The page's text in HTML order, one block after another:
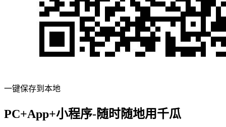
一键保存到本地
PC+App+小程序-随时随地用千瓜